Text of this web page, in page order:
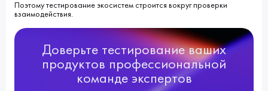
Поэтому тестирование экосистем строится вокруг проверки
взаимодействия.
Доверьте тестирование ваших
продуктов профессиональной
команде экспертов